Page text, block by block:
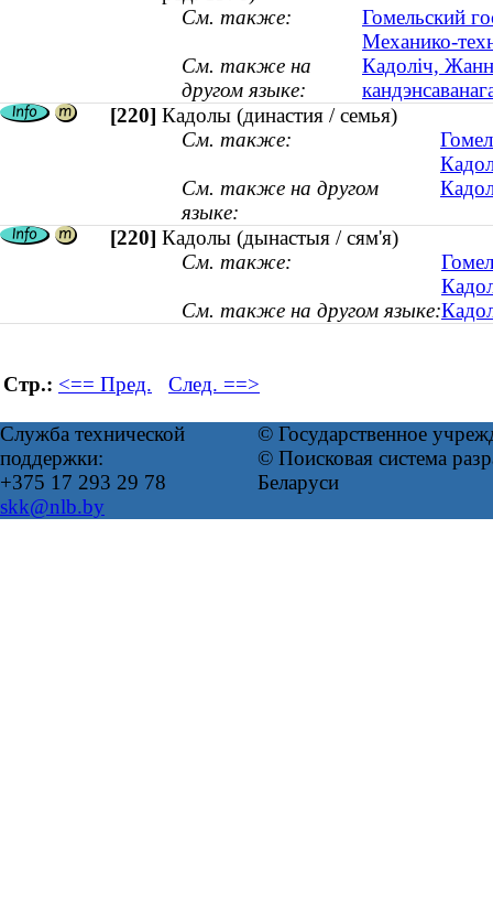
См. также:
Гомельский
Механико-
См. также на
другом языке:
Кадоліч,
[220] Кадолы (династия / семья)
См. также:
См. также на другом
языке:
[220] Кадолы (дынастыя / сям'я)
См. также:
См. также на другом языке:
Стр.: <== Пред. След. ==>
Служба технической
поддержки:
+375 17 293 29 78
skk@nlb.by
© Государственное
© Поисковая система
Беларуси